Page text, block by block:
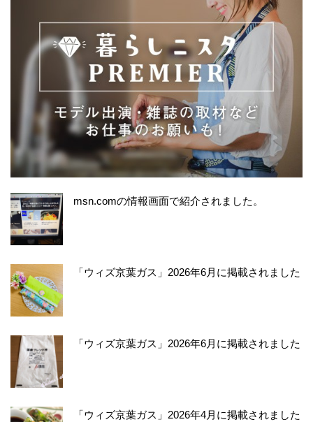
msn.comの情報画面で紹介されました。
「ウィズ京葉ガス」2026年6月に掲載されました
「ウィズ京葉ガス」2026年6月に掲載されました
「ウィズ京葉ガス」2026年4月に掲載されました